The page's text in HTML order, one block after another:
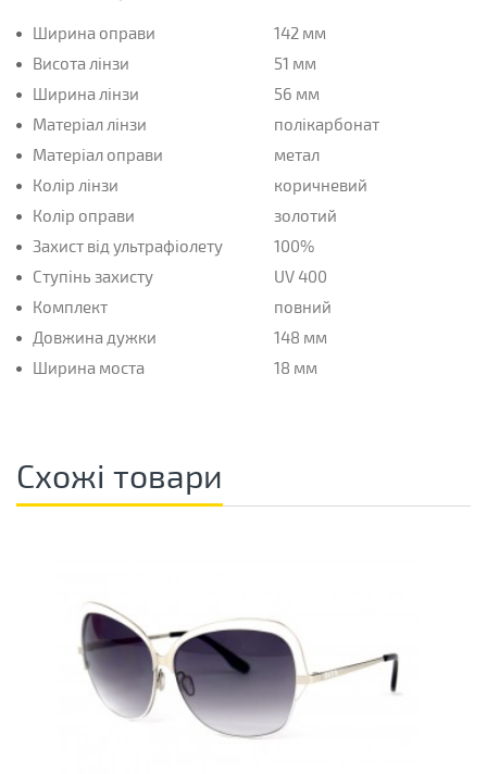
Ширина оправи
142 мм
Висота лінзи
51 мм
Ширина лінзи
56 мм
Матеріал лінзи
полікарбонат
Матеріал оправи
метал
Колір лінзи
коричневий
Колір оправи
золотий
Захист від ультрафіолету
100%
Ступінь захисту
UV 400
Комплект
повний
Довжина дужки
148 мм
Ширина моста
18 мм
Схожі товари